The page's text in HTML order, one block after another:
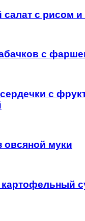
салат с рисом
с
с
овсяной муки